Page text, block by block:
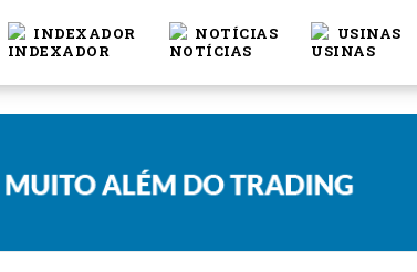
INDEXADOR NOTÍCIAS USINAS